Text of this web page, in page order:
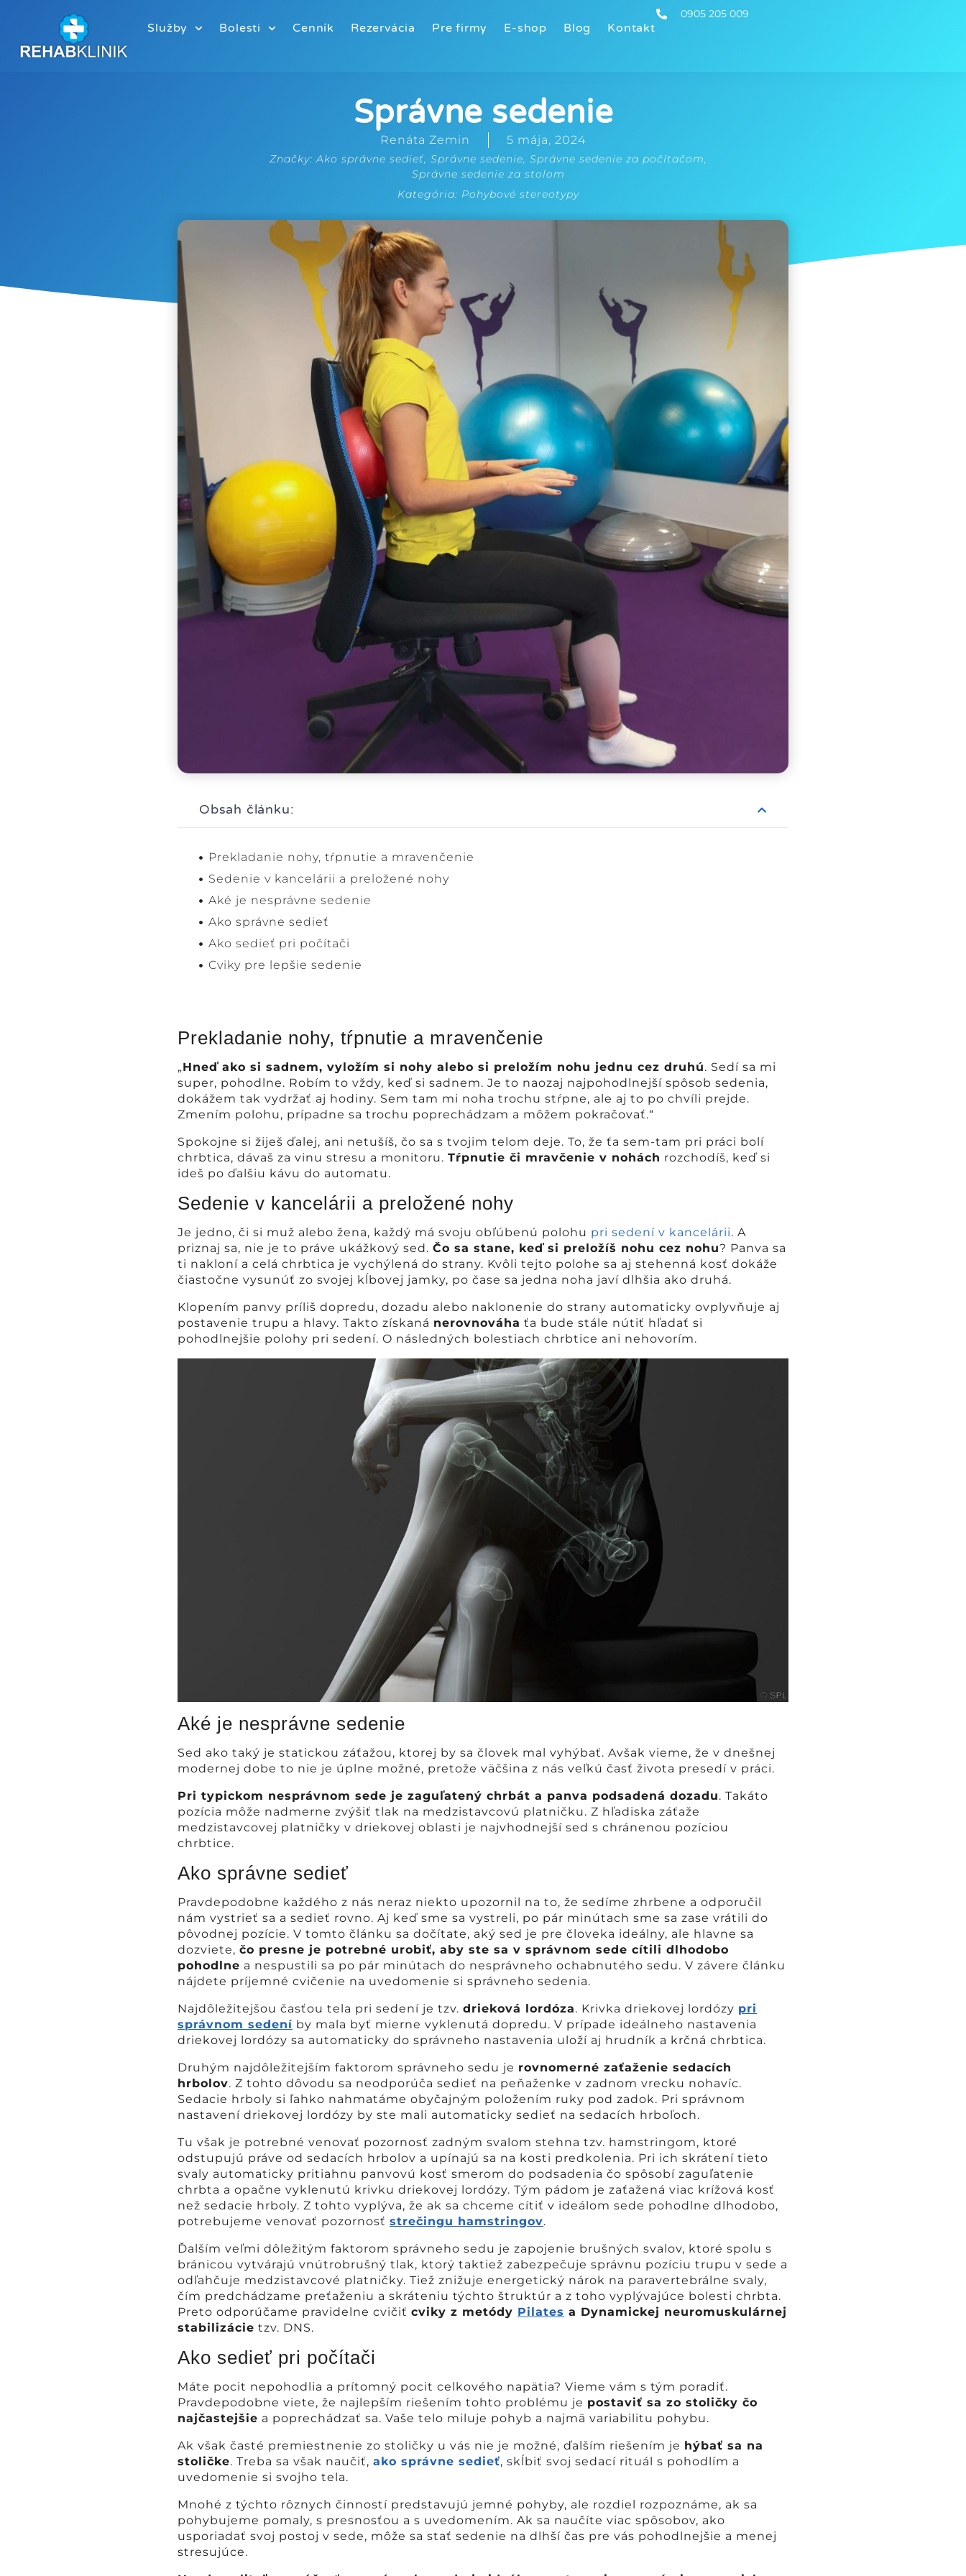
Služby Bolesti Cenník Rezervácia Pre firmy E-shop Blog Kontakt
0905 205 009
Správne sedenie
Renáta Zemin 5 mája, 2024
Značky:Ako správne sedieť, Správne sedenie, Správne sedenie za počítačom,
Správne sedenie za stolom
Kategória: Pohybové stereotypy
Obsah článku:
Prekladanie nohy, tŕpnutie a mravenčenie
Sedenie v kancelárii a preložené nohy
Aké je nesprávne sedenie
Ako správne sedieť
Ako sedieť pri počítači
Cviky pre lepšie sedenie
Prekladanie nohy, tŕpnutie a mravenčenie
„Hneď ako si sadnem, vyložím si nohy alebo si preložím nohu jednu cez druhú. Sedí sa mi
super, pohodlne. Robím to vždy, keď si sadnem. Je to naozaj najpohodlnejší spôsob sedenia,
dokážem tak vydržať aj hodiny. Sem tam mi noha trochu stŕpne, ale aj to po chvíli prejde.
Zmením polohu, prípadne sa trochu poprechádzam a môžem pokračovať.“
Spokojne si žiješ ďalej, ani netušíš, čo sa s tvojim telom deje. To, že ťa sem-tam pri práci bolí
chrbtica, dávaš za vinu stresu a monitoru. Tŕpnutie či mravčenie v nohách rozchodíš, keď si
ideš po ďalšiu kávu do automatu.
Sedenie v kancelárii a preložené nohy
Je jedno, či si muž alebo žena, každý má svoju obľúbenú polohu pri sedení v kancelárii. A
priznaj sa, nie je to práve ukážkový sed. Čo sa stane, keď si preložíš nohu cez nohu? Panva sa
ti nakloní a celá chrbtica je vychýlená do strany. Kvôli tejto polohe sa aj stehenná kosť dokáže
čiastočne vysunúť zo svojej kĺbovej jamky, po čase sa jedna noha javí dlhšia ako druhá.
Klopením panvy príliš dopredu, dozadu alebo naklonenie do strany automaticky ovplyvňuje aj
postavenie trupu a hlavy. Takto získaná nerovnováha ťa bude stále nútiť hľadať si
pohodlnejšie polohy pri sedení. O následných bolestiach chrbtice ani nehovorím.
Aké je nesprávne sedenie
Sed ako taký je statickou záťažou, ktorej by sa človek mal vyhýbať. Avšak vieme, že v dnešnej
modernej dobe to nie je úplne možné, pretože väčšina z nás veľkú časť života presedí v práci.
Pri typickom nesprávnom sede je zaguľatený chrbát a panva podsadená dozadu. Takáto
pozícia môže nadmerne zvýšiť tlak na medzistavcovú platničku. Z hľadiska záťaže
medzistavcovej platničky v driekovej oblasti je najvhodnejší sed s chránenou pozíciou
chrbtice.
Ako správne sedieť
Pravdepodobne každého z nás neraz niekto upozornil na to, že sedíme zhrbene a odporučil
nám vystrieť sa a sedieť rovno. Aj keď sme sa vystreli, po pár minútach sme sa zase vrátili do
pôvodnej pozície. V tomto článku sa dočítate, aký sed je pre človeka ideálny, ale hlavne sa
dozviete, čo presne je potrebné urobiť, aby ste sa v správnom sede cítili dlhodobo
pohodlne a nespustili sa po pár minútach do nesprávneho ochabnutého sedu. V závere článku
nájdete príjemné cvičenie na uvedomenie si správneho sedenia.
Najdôležitejšou časťou tela pri sedení je tzv. drieková lordóza. Krivka driekovej lordózy pri
správnom sedení by mala byť mierne vyklenutá dopredu. V prípade ideálneho nastavenia
driekovej lordózy sa automaticky do správneho nastavenia uloží aj hrudník a krčná chrbtica.
Druhým najdôležitejším faktorom správneho sedu je rovnomerné zaťaženie sedacích
hrbolov. Z tohto dôvodu sa neodporúča sedieť na peňaženke v zadnom vrecku nohavíc.
Sedacie hrboly si ľahko nahmatáme obyčajným položením ruky pod zadok. Pri správnom
nastavení driekovej lordózy by ste mali automaticky sedieť na sedacích hrboľoch.
Tu však je potrebné venovať pozornosť zadným svalom stehna tzv. hamstringom, ktoré
odstupujú práve od sedacích hrbolov a upínajú sa na kosti predkolenia. Pri ich skrátení tieto
svaly automaticky pritiahnu panvovú kosť smerom do podsadenia čo spôsobí zaguľatenie
chrbta a opačne vyklenutú krivku driekovej lordózy. Tým pádom je zaťažená viac krížová kosť
než sedacie hrboly. Z tohto vyplýva, že ak sa chceme cítiť v ideálom sede pohodlne dlhodobo,
potrebujeme venovať pozornosť strečingu hamstringov.
Ďalším veľmi dôležitým faktorom správneho sedu je zapojenie brušných svalov, ktoré spolu s
bránicou vytvárajú vnútrobrušný tlak, ktorý taktiež zabezpečuje správnu pozíciu trupu v sede a
odľahčuje medzistavcové platničky. Tiež znižuje energetický nárok na paravertebrálne svaly,
čím predchádzame preťaženiu a skráteniu týchto štruktúr a z toho vyplývajúce bolesti chrbta.
Preto odporúčame pravidelne cvičiť cviky z metódy Pilates a Dynamickej neuromuskulárnej
stabilizácie tzv. DNS.
Ako sedieť pri počítači
Máte pocit nepohodlia a prítomný pocit celkového napätia? Vieme vám s tým poradiť.
Pravdepodobne viete, že najlepším riešením tohto problému je postaviť sa zo stoličky čo
najčastejšie a poprechádzať sa. Vaše telo miluje pohyb a najmä variabilitu pohybu.
Ak však časté premiestnenie zo stoličky u vás nie je možné, ďalším riešením je hýbať sa na
stoličke. Treba sa však naučiť, ako správne sedieť, skĺbiť svoj sedací rituál s pohodlím a
uvedomenie si svojho tela.
Mnohé z týchto rôznych činností predstavujú jemné pohyby, ale rozdiel rozpoznáme, ak sa
pohybujeme pomaly, s presnosťou a s uvedomením. Ak sa naučíte viac spôsobov, ako
usporiadať svoj postoj v sede, môže sa stať sedenie na dlhší čas pre vás pohodlnejšie a menej
stresujúce.